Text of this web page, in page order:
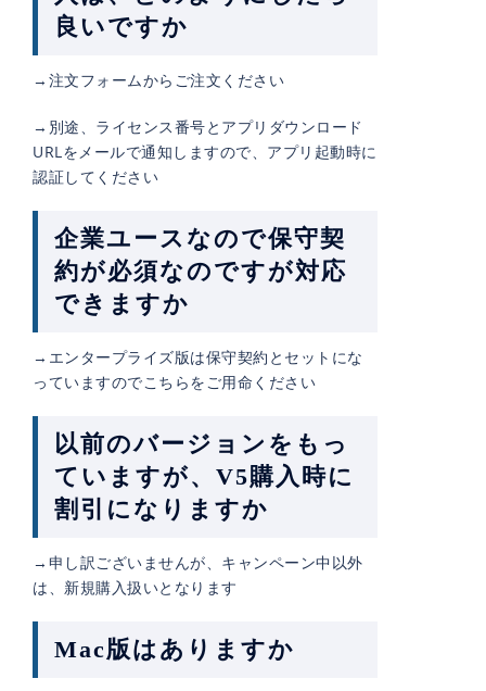
良いですか
→注文フォームからご注文ください
→別途、ライセンス番号とアプリダウンロード
URLをメールで通知しますので、アプリ起動時に
認証してください
企業ユースなので保守契
約が必須なのですが対応
できますか
→エンタープライズ版は保守契約とセットにな
っていますのでこちらをご用命ください
以前のバージョンをもっ
ていますが、V5購入時に
割引になりますか
→申し訳ございませんが、キャンペーン中以外
は、新規購入扱いとなります
Mac版はありますか